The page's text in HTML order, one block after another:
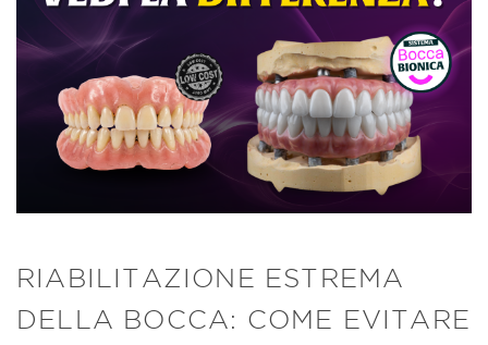
RIABILITAZIONE ESTREMA
DELLA BOCCA: COME EVITARE